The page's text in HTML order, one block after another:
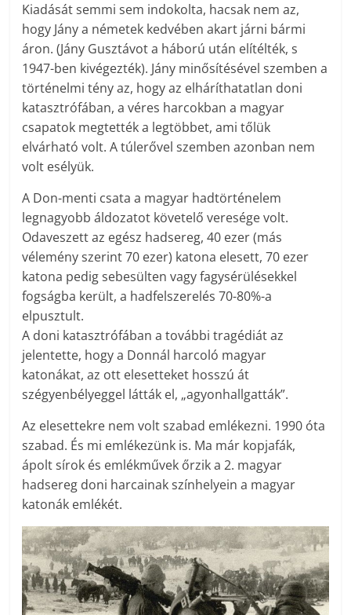
Kiadását semmi sem indokolta, hacsak nem az,
hogy Jány a németek kedvében akart járni bármi
áron. (Jány Gusztávot a háború után elítélték, s
1947-ben kivégezték). Jány minősítésével szemben a
történelmi tény az, hogy az elháríthatatlan doni
katasztrófában, a véres harcokban a magyar
csapatok megtették a legtöbbet, ami tőlük
elvárható volt. A túlerővel szemben azonban nem
volt esélyük.
A Don-menti csata a magyar hadtörténelem
legnagyobb áldozatot követelő veresége volt.
Odaveszett az egész hadsereg, 40 ezer (más
vélemény szerint 70 ezer) katona elesett, 70 ezer
katona pedig sebesülten vagy fagysérülésekkel
fogságba került, a hadfelszerelés 70-80%-a
elpusztult.
A doni katasztrófában a további tragédiát az
jelentette, hogy a Donnál harcoló magyar
katonákat, az ott elesetteket hosszú át
szégyenbélyeggel látták el, „agyonhallgatták”.
Az elesettekre nem volt szabad emlékezni. 1990 óta
szabad. És mi emlékezünk is. Ma már kopjafák,
ápolt sírok és emlékművek őrzik a 2. magyar
hadsereg doni harcainak színhelyein a magyar
katonák emlékét.